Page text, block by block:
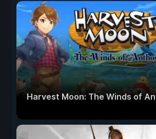
Harvest Moon: The Winds of